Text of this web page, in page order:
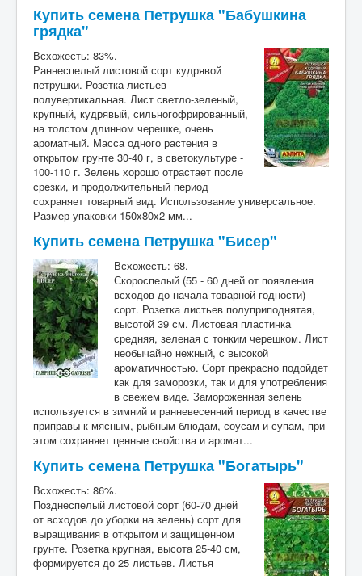
Купить семена Петрушка "Бабушкина
грядка"
Всхожесть: 83%.
Раннеспелый листовой сорт кудрявой
петрушки. Розетка листьев
полувертикальная. Лист светло-зеленый,
крупный, кудрявый, сильногофрированный,
на толстом длинном черешке, очень
ароматный. Масса одного растения в
открытом грунте 30-40 г, в светокультуре -
100-110 г. Зелень хорошо отрастает после
срезки, и продолжительный период
сохраняет товарный вид. Использование универсальное.
Размер упаковки 150x80x2 мм...
Купить семена Петрушка "Бисер"
Всхожесть: 68.
Скороспелый (55 - 60 дней от появления
всходов до начала товарной годности)
сорт. Розетка листьев полуприподнятая,
высотой 39 см. Листовая пластинка
средняя, зеленая с тонким черешком. Лист
необычайно нежный, с высокой
ароматичностью. Сорт прекрасно подойдет
как для заморозки, так и для употребления
в свежем виде. Замороженная зелень
используется в зимний и ранневесенний период в качестве
приправы к мясным, рыбным блюдам, соусам и супам, при
этом сохраняет ценные свойства и аромат...
Купить семена Петрушка "Богатырь"
Всхожесть: 86%.
Позднеспелый листовой сорт (60-70 дней
от всходов до уборки на зелень) сорт для
выращивания в открытом и защищенном
грунте. Розетка крупная, высота 25-40 см,
формируется до 25 листьев. Листья